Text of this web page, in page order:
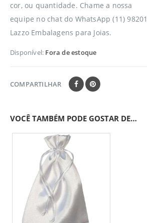
cor, ou quantidade. Chame a nossa
equipe no chat do WhatsApp (11)
Lazzo Embalagens para Joias.
Disponível: Fora de estoque
COMPARTILHAR
VOCÊ TAMBÉM PODE GOSTAR DE…